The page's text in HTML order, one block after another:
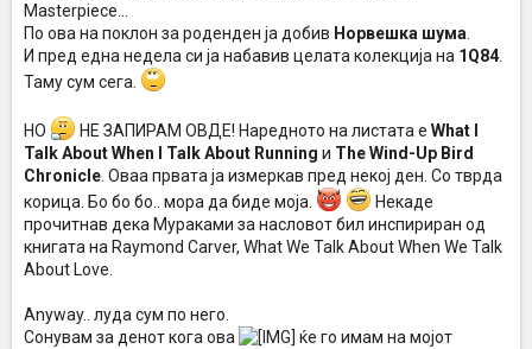
Masterpiece...
По ова на поклон за роденден ја добив Норвешка шума
И пред една недела си ја набавив целата колекција на 1Q84
Таму сум сега.
НО НЕ ЗАПИРАМ ОВДЕ! Наредното на листата е What I
Talk About When I Talk About Running и The Wind-Up Bird
Chronicle . Оваа првата ја измеркав пред некој ден. Со тврда
корица. Бо бо бо.. мора да биде моја.
Некаде
прочитнав дека Мураками за насловот бил инспириран од
книгата на Raymond Carver, What We Talk About When We Talk
About Love.
Anyway.. луда сум по него.
Сонувам за денот кога ова
ќе го имам на мојот